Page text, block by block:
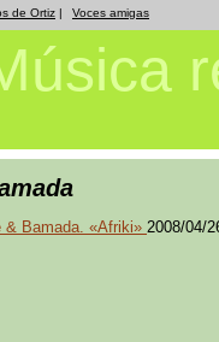
de Ortiz | Voces amigas
& Bamada. «Afriki» 2008/04/